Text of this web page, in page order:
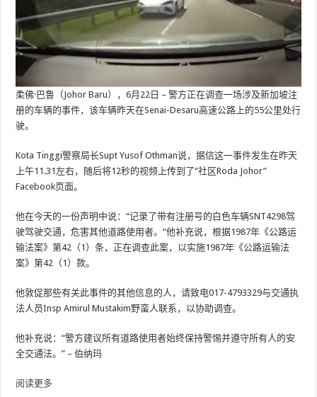
柔佛·巴鲁（Johor Baru），6月22日 – 警方正在调查一场涉及新加坡注
册的车辆的事件，该车辆昨天在Senai-Desaru高速公路上的55公里处行
驶。
Kota Tinggi警察局长Supt Yusof Othman说，据信这一事件发生在昨天
上午11.31左右，随后将12秒的视频上传到了“社区Roda Johor”
Facebook页面。
他在今天的一份声明中说：“记录了带有注册号的白色车辆SNT4298驾
驶驾驶交通，危害其他道路使用者。”他补充说，根据1987年《公路运
输法案》第42（1）条，正在调查此案，以实施1987年《公路运输法
案》第42（1）款。
他敦促那些有关此事件的其他信息的人，请致电017-4793329与交通执
法人员Insp Amirul Mustakim野蛮人联系，以协助调查。
他补充说：“警方建议所有道路使用者始终保持警惕并遵守所有人的安
全交通法。” – 伯纳玛
阅读更多